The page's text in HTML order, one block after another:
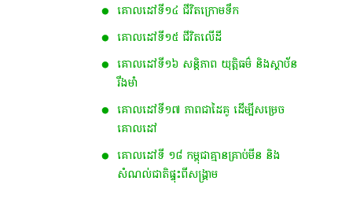
គោលដៅទី១៤ ជីវិតក្រោមទឹក
គោលដៅទី១៥ ជីវិតលើដី
គោលដៅទី១៦ សន្តិភាព យុត្តិធម៌ និងស្ថាប័ន
រឹងមាំ
គោលដៅទី១៧ ភាពជាដៃគូ ដើម្បីសម្រេច
គោលដៅ
គោលដៅ​ទី​ ១៨​ កម្ពុជា​គ្មាន​គ្រាប់​មីន​ ​និង​
សំណល់​ជាតិ​ផ្ទុះ​ពី​សង្គ្រាម​